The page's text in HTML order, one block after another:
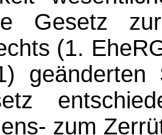
Gesetz
(1.
geänderten
zum